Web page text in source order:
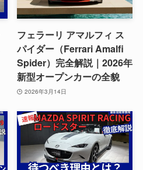
フェラーリ アマルフィ ス
パイダー（Ferrari Amalfi
Spider）完全解説｜2026年
新型オープンカーの全貌
2026年3月14日